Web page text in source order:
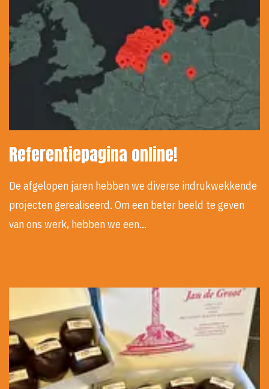
Referentiepagina online!
De afgelopen jaren hebben we diverse indrukwekkende
projecten gerealiseerd. Om een beter beeld te geven
van ons werk, hebben we een…